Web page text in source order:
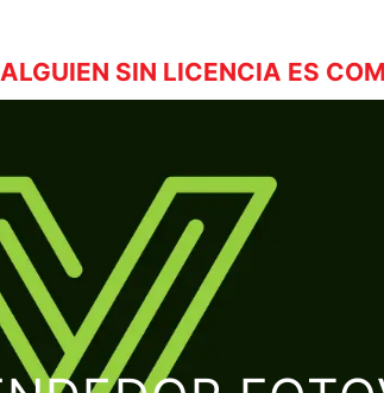
SIN LICENCIA ES